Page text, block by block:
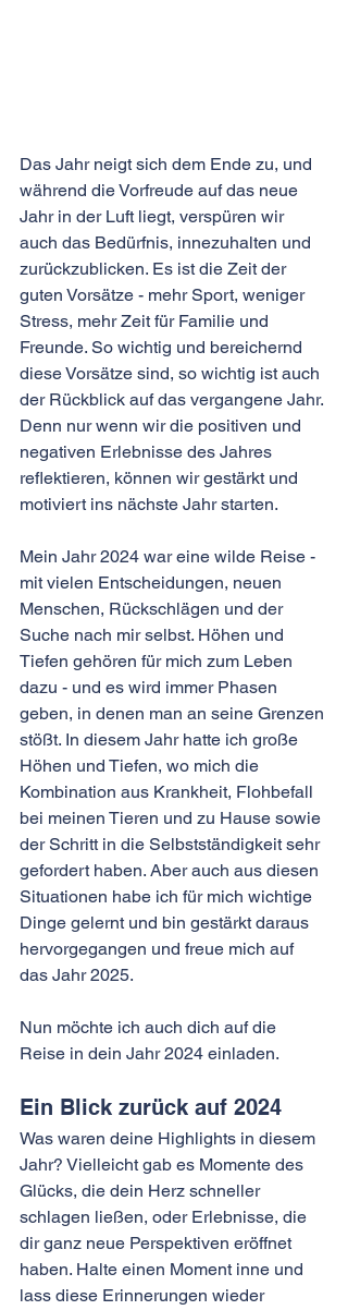
Das Jahr neigt sich dem Ende zu, und
während die Vorfreude auf das neue
Jahr in der Luft liegt, verspüren wir
auch das Bedürfnis, innezuhalten und
zurückzublicken. Es ist die Zeit der
guten Vorsätze - mehr Sport, weniger
Stress, mehr Zeit für Familie und
Freunde. So wichtig und bereichernd
diese Vorsätze sind, so wichtig ist auch
der Rückblick auf das vergangene Jahr.
Denn nur wenn wir die positiven und
negativen Erlebnisse des Jahres
reflektieren, können wir gestärkt und
motiviert ins nächste Jahr starten.
Mein Jahr 2024 war eine wilde Reise -
mit vielen Entscheidungen, neuen
Menschen, Rückschlägen und der
Suche nach mir selbst. Höhen und
Tiefen gehören für mich zum Leben
dazu - und es wird immer Phasen
geben, in denen man an seine Grenzen
stößt. In diesem Jahr hatte ich große
Höhen und Tiefen, wo mich die
Kombination aus Krankheit, Flohbefall
bei meinen Tieren und zu Hause sowie
der Schritt in die Selbstständigkeit sehr
gefordert haben. Aber auch aus diesen
Situationen habe ich für mich wichtige
Dinge gelernt und bin gestärkt daraus
hervorgegangen und freue mich auf
das Jahr 2025.
Nun möchte ich auch dich auf die
Reise in dein Jahr 2024 einladen.
Ein Blick zurück auf 2024
Was waren deine Highlights in diesem
Jahr? Vielleicht gab es Momente des
Glücks, die dein Herz schneller
schlagen ließen, oder Erlebnisse, die
dir ganz neue Perspektiven eröffnet
haben. Halte einen Moment inne und
lass diese Erinnerungen wieder